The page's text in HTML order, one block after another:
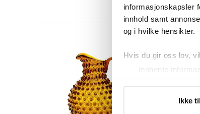
informasjonskapsler
innhold samt
og i hvilke hensikter.
Hvis du gir oss lov,
Innhente
Du kan hele tiden
Ikke